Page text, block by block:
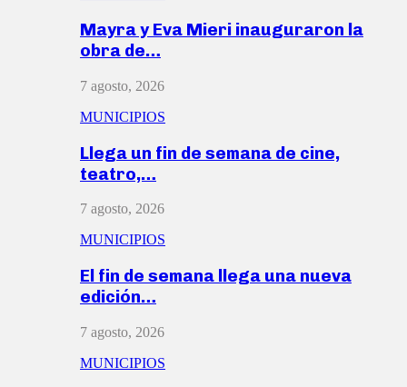
Mayra y Eva Mieri inauguraron la
obra de…
7 agosto, 2026
MUNICIPIOS
Llega un fin de semana de cine,
teatro,…
7 agosto, 2026
MUNICIPIOS
El fin de semana llega una nueva
edición…
7 agosto, 2026
MUNICIPIOS